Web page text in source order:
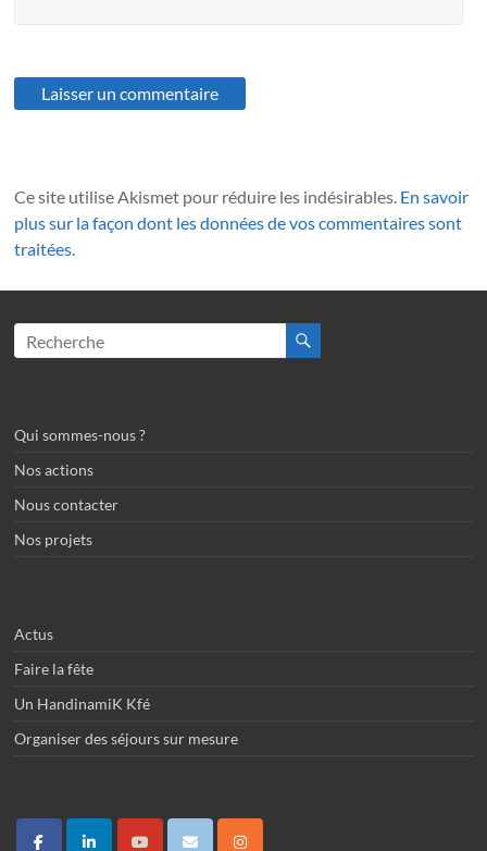
Ce site utilise Akismet pour réduire les indésirables. En savoir
plus sur la façon dont les données de vos commentaires sont
traitées.
Qui sommes-nous ?
Nos actions
Nous contacter
Nos projets
Actus
Faire la fête
Un HandinamiK Kfé
Organiser des séjours sur mesure